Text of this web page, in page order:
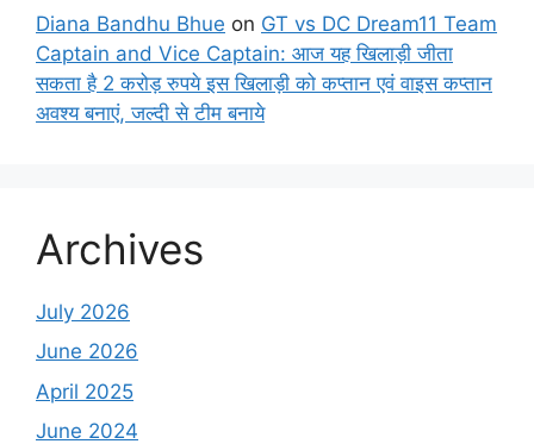
Diana Bandhu Bhue on GT vs DC Dream11 Team
Captain and Vice Captain: आज यह खिलाड़ी जीता
सकता है 2 करोड़ रुपये इस खिलाड़ी को कप्तान एवं वाइस कप्तान
अवश्य बनाएं, जल्दी से टीम बनाये
Archives
July 2026
June 2026
April 2025
June 2024